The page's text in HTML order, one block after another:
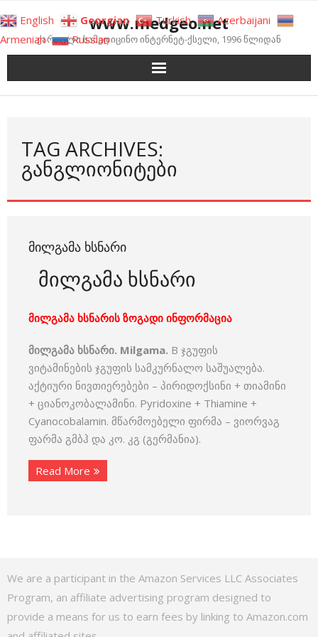
to
content
www.medgeo.net
ქართული სამედიცინო ინტერნეტ-ქსელი, 1996 წლიდან
TAG ARCHIVES:
ᲒᲐᲜᲒᲚᲘᲝᲜᲘᲢᲔᲑᲘ
ᲛᲘᲚᲒᲐᲛᲐ ᲮᲡᲜᲐᲠᲘ
მილგამა ხსნარი
მილგამა ხსნარის ზოგადი ინფორმაცია
მილგამა ხსნარი. Milgama. B ჯგუფის
ვიტამინების ჯგუფის სამკურნალო საშუალება.
აქტიური ნივთიერებები – პირიდოქსინი + თიამინი
+ ციანოკობალამინი. Pyridoxine + Thiamine +
Cyanocobalamin. მწარმოებელი ფირმა – ვიორვაგ
ფარმა გმბჰ და კო. კგ (გერმანია).
Read More
We are a participant in the Amazon Services LLC Associates
Program, an affiliate advertising program designed to
provide a means for us to earn fees by linking to Amazon.com
English Georgian Turkish
Azerbaijani
Armenian
Russian